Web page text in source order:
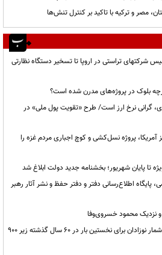
مصر و ترکیه با تاکید بر کنترل تنش‌ها
شرکتهای تراستی در اروپا تا تسخیر دستگاه نظارتی
بلوک در پروژه‌های مدرن شده است؟
گرانی نرخ ارز است/ طرح «تقویت پول ملی» در
آمریکا، پروژه نسل‌کشی و کوچ اجباری مردم غزه را
تا پایان شهریور؛ بخشنامه جدید دولت ابلاغ شد
پایگاه اطلاع‌رسانی دفتر و دفتر حفظ و نشر آثار رهبر
و نزدیک محمود خسروی‌وفا
سقوط تاریخی نرخ تولد در ایران؛ شمار نوزادان برای نخستین بار در ۶۰ سال گذشته زیر ۹۰۰